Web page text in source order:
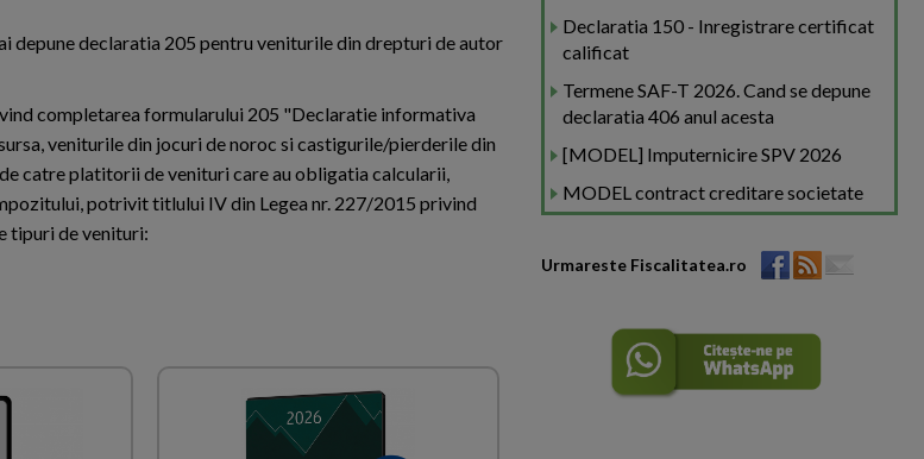
depune declaratia 205 pentru veniturile din drepturi de autor
completarea formularului 205 "Declaratie informativa
veniturile din jocuri de noroc si castigurile/pierderile din
catre platitorii de venituri care au obligatia calcularii,
potrivit titlului IV din Legea nr. 227/2015 privind
tipuri de venituri:
Declaratia 150 - Inregistrare certificat
calificat
Termene SAF-T 2026. Cand se depune
declaratia 406 anul acesta
[MODEL] Imputernicire SPV 2026
MODEL contract creditare societate
Urmareste Fiscalitatea.ro